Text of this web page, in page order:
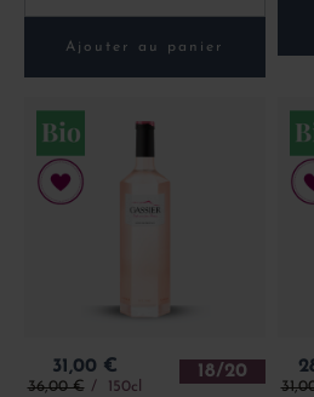
Ajouter au panier
Prix
31,00 €
Prix de base
36,00 € 150cl
18/20